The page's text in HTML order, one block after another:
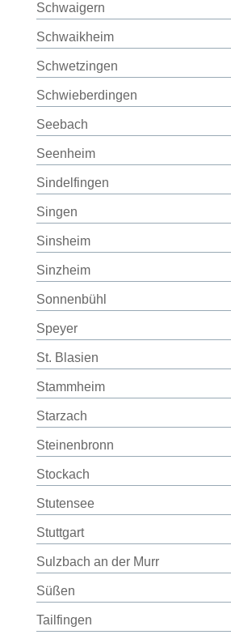
Schwaigern
Schwaikheim
Schwetzingen
Schwieberdingen
Seebach
Seenheim
Sindelfingen
Singen
Sinsheim
Sinzheim
Sonnenbühl
Speyer
St. Blasien
Stammheim
Starzach
Steinenbronn
Stockach
Stutensee
Stuttgart
Sulzbach an der Murr
Süßen
Tailfingen